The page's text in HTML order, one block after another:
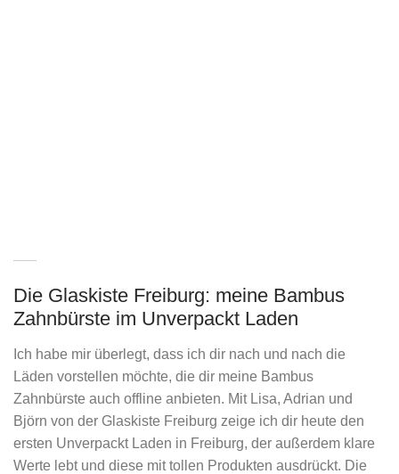
Die Glaskiste Freiburg: meine Bambus
Zahnbürste im Unverpackt Laden
Ich habe mir überlegt, dass ich dir nach und nach die
Läden vorstellen möchte, die dir meine Bambus
Zahnbürste auch offline anbieten. Mit Lisa, Adrian und
Björn von der Glaskiste Freiburg zeige ich dir heute den
ersten Unverpackt Laden in Freiburg, der außerdem klare
Werte lebt und diese mit tollen Produkten ausdrückt. Die